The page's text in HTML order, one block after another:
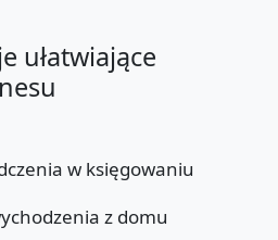
ułatwiające
w księgowaniu
z domu